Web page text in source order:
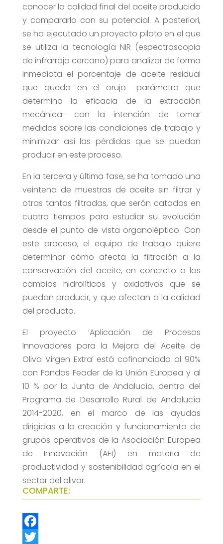
conocer la calidad final del aceite producido
y compararlo con su potencial. A posteriori,
se ha ejecutado un proyecto piloto en el que
se utiliza la tecnología NIR (espectroscopia
de infrarrojo cercano) para analizar de forma
inmediata el porcentaje de aceite residual
que queda en el orujo -parámetro que
determina la eficacia de la extracción
mecánica- con la intención de tomar
medidas sobre las condiciones de trabajo y
minimizar así las pérdidas que se puedan
producir en este proceso.
En la tercera y última fase, se ha tomado una
veintena de muestras de aceite sin filtrar y
otras tantas filtradas, que serán catadas en
cuatro tiempos para estudiar su evolución
desde el punto de vista organoléptico. Con
este proceso, el equipo de trabajo quiere
determinar cómo afecta la filtración a la
conservación del aceite, en concreto a los
cambios hidrolíticos y oxidativos que se
puedan producir, y que afectan a la calidad
del producto.
El proyecto ‘Aplicación de Procesos
Innovadores para la Mejora del Aceite de
Oliva Virgen Extra’ está cofinanciado al 90%
con Fondos Feader de la Unión Europea y al
10 % por la Junta de Andalucía, dentro del
Programa de Desarrollo Rural de Andalucía
2014-2020, en el marco de las ayudas
dirigidas a la creación y funcionamiento de
grupos operativos de la Asociación Europea
de Innovación (AEI) en materia de
productividad y sostenibilidad agrícola en el
sector del olivar.
COMPARTE:
F